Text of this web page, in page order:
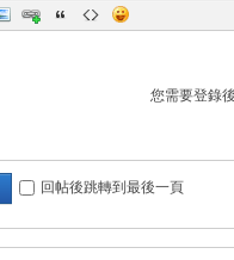
您需要登錄
回帖後跳轉到最後一頁